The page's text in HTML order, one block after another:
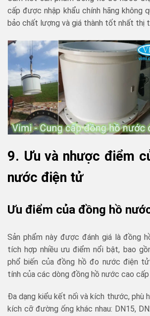
cấp được nhập khẩu chính hãng không
bảo chất lượng và giá thành tốt nhất thị
9. Ưu và nhược điểm
nước điện tử
Ưu điểm của đồng hồ
Sản phẩm này được đánh giá là đồng
tích hợp nhiều ưu điểm nổi bật, bao
phổ biến của đồng hồ đo nước điện
tính của các dòng đồng hồ nước cao cấp
Đa dạng kiểu kết nối và kích thước, phù
kích cỡ đường ống khác nhau: DN15,